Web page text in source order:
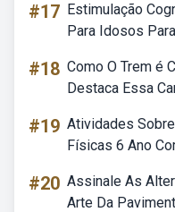
#17 Estimulação
Para Idosos
#18 Como O Trem é
Destaca Essa
#19 Atividades
Físicas 6 Ano
#20 Assinale As
Arte Da